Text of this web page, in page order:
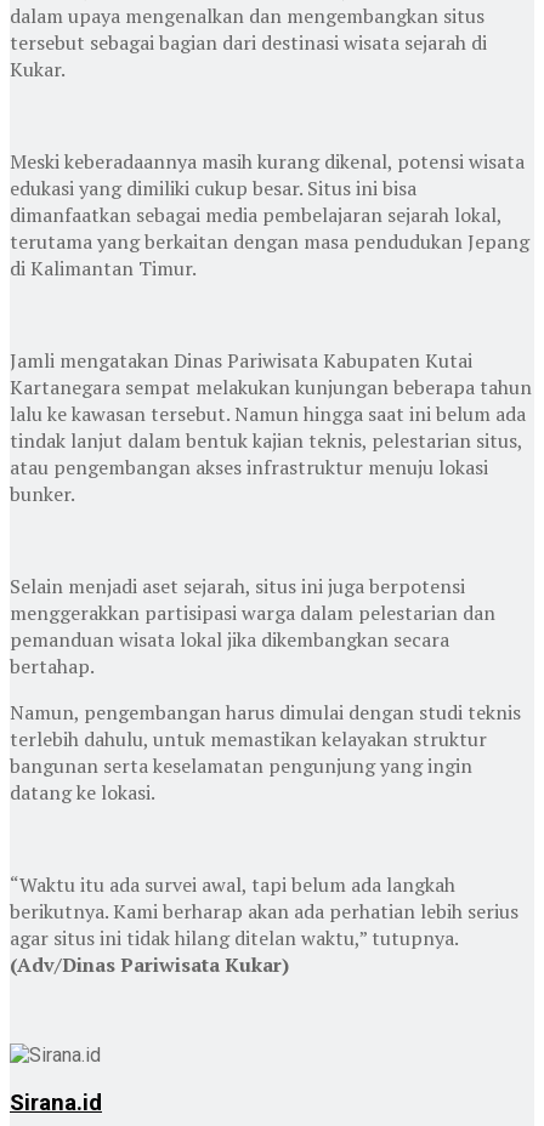
dalam upaya mengenalkan dan mengembangkan situs
tersebut sebagai bagian dari destinasi wisata sejarah di
Kukar.
Meski keberadaannya masih kurang dikenal, potensi wisata
edukasi yang dimiliki cukup besar. Situs ini bisa
dimanfaatkan sebagai media pembelajaran sejarah lokal,
terutama yang berkaitan dengan masa pendudukan Jepang
di Kalimantan Timur.
Jamli mengatakan Dinas Pariwisata Kabupaten Kutai
Kartanegara sempat melakukan kunjungan beberapa tahun
lalu ke kawasan tersebut. Namun hingga saat ini belum ada
tindak lanjut dalam bentuk kajian teknis, pelestarian situs,
atau pengembangan akses infrastruktur menuju lokasi
bunker.
Selain menjadi aset sejarah, situs ini juga berpotensi
menggerakkan partisipasi warga dalam pelestarian dan
pemanduan wisata lokal jika dikembangkan secara
bertahap.
Namun, pengembangan harus dimulai dengan studi teknis
terlebih dahulu, untuk memastikan kelayakan struktur
bangunan serta keselamatan pengunjung yang ingin
datang ke lokasi.
“Waktu itu ada survei awal, tapi belum ada langkah
berikutnya. Kami berharap akan ada perhatian lebih serius
agar situs ini tidak hilang ditelan waktu,” tutupnya.
(Adv/Dinas Pariwisata Kukar)
Sirana.id